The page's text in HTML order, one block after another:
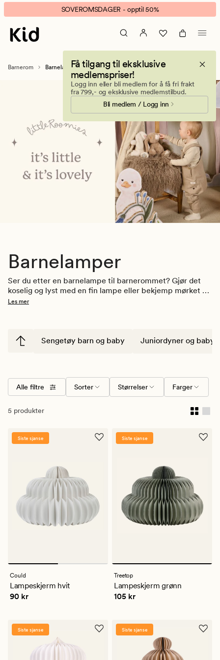
Barnelamper
–
Lampe
banner.
Klikk
ESCAPE
SOVEROMSDAGER - opptil 50%
Få tilgang til eksklusive
medlemspriser!
Logg inn eller bli medlem for å få fri frakt
fra 799,- og eksklusive medlemstilbud.
Bli medlem / Logg inn
Barnerom Barnelamper
Barnelamper
Ser du etter en barnelampe til barnerommet? Gjør det
koselig og lyst med en fin lampe eller bekjemp mørket
og monstrene under senga med en søt nattlampe. Vi har
Les mer
Sengetøy barn og baby Juniordyner og
Alle filtre Sorter Størrelser Farger
5 produkter
Siste sjanse
Could
Lampeskjerm hvit
Pris 90 kr
90 kr
Siste sjanse
Treetop
Lampeskjerm grønn
Pris 105 kr
105 kr
Siste sjanse Siste sjanse